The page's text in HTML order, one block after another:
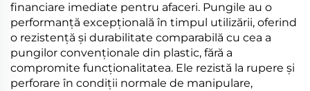
financiare imediate pentru afaceri. Pungile au o
performanță excepțională în timpul utilizării, oferind
o rezistență și durabilitate comparabilă cu cea a
pungilor convenționale din plastic, fără a
compromite funcționalitatea. Ele rezistă la rupere și
perforare în condiții normale de manipulare,